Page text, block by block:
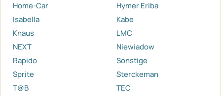
Home-Car
Hymer Eriba
Isabella
Kabe
Knaus
LMC
NEXT
Niewiadow
Rapido
Sonstige
Sprite
Sterckeman
T@B
TEC